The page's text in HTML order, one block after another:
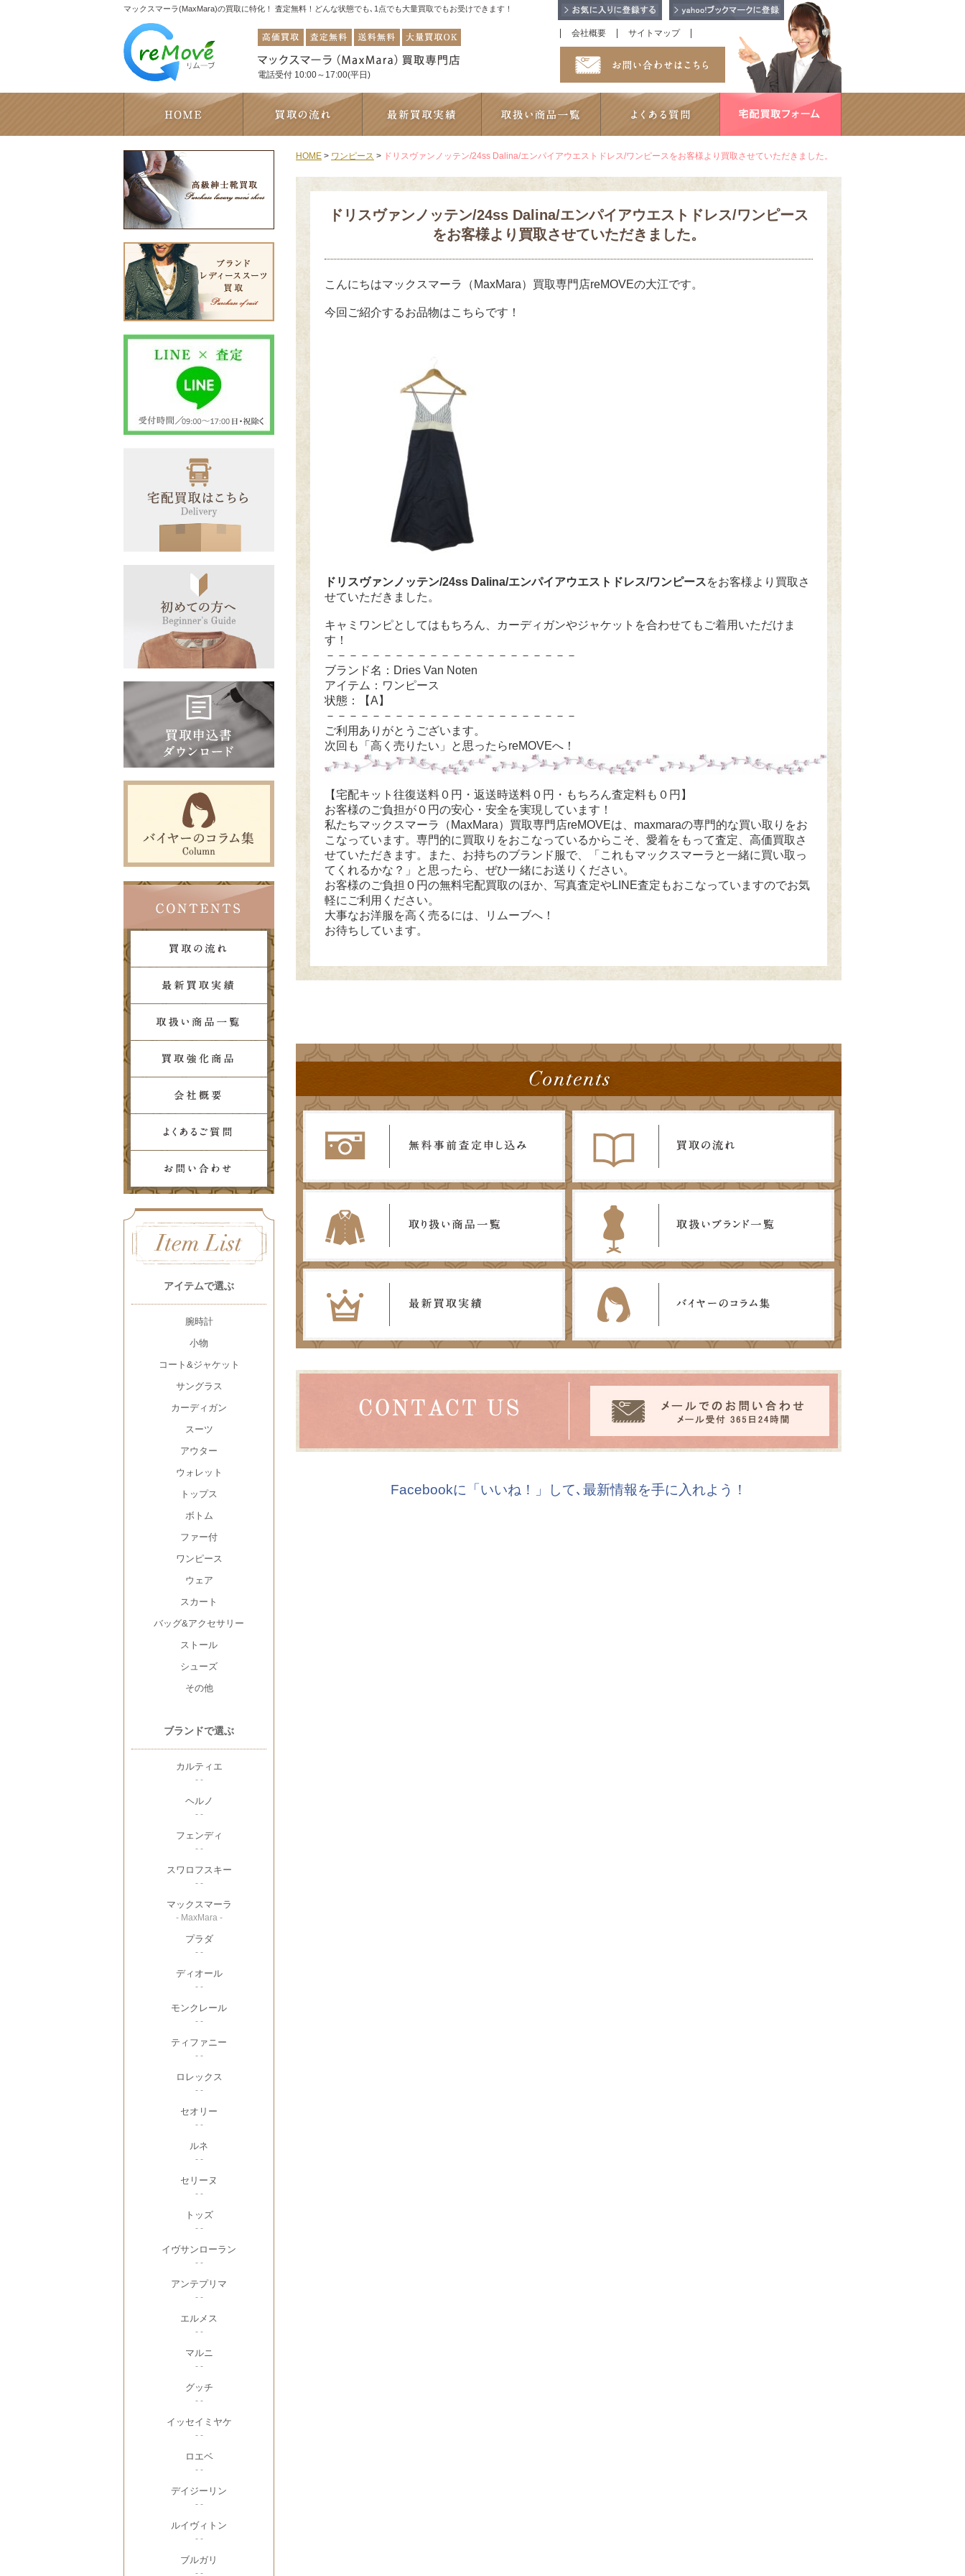
マックスマーラ(MaxMara)の買取に特化！ 査定無料！どんな状態でも､1点でも大量買取でもお受けできます！
電話受付 10:00～17:00(平日)
会社概要 サイトマップ
HOME > ワンピース > ドリスヴァンノッテン/24ss Dalina/エンパイアウエストドレス/ワンピースをお客様より買取させていただきました。
ドリスヴァンノッテン/24ss Dalina/エンパイアウエストドレス/ワンピース
をお客様より買取させていただきました。
こんにちはマックスマーラ（MaxMara）買取専門店reMOVEの大江です。
今回ご紹介するお品物はこちらです！
ドリスヴァンノッテン/24ss Dalina/エンパイアウエストドレス/ワンピースをお客様より買取さ
せていただきました。
キャミワンピとしてはもちろん、カーディガンやジャケットを合わせてもご着用いただけま
す！
－－－－－－－－－－－－－－－－－－－－－－
ブランド名：Dries Van Noten
アイテム：ワンピース
状態：【A】
－－－－－－－－－－－－－－－－－－－－－－
ご利用ありがとうございます。
次回も「高く売りたい」と思ったらreMOVEへ！
【宅配キット往復送料０円・返送時送料０円・もちろん査定料も０円】
お客様のご負担が０円の安心・安全を実現しています！
私たちマックスマーラ（MaxMara）買取専門店reMOVEは、maxmaraの専門的な買い取りをお
こなっています。専門的に買取りをおこなっているからこそ、愛着をもって査定、高価買取さ
せていただきます。また、お持ちのブランド服で、「これもマックスマーラと一緒に買い取っ
てくれるかな？」と思ったら、ぜひ一緒にお送りください。
お客様のご負担０円の無料宅配買取のほか、写真査定やLINE査定もおこなっていますのでお気
軽にご利用ください。
大事なお洋服を高く売るには、リムーブへ！
お待ちしています。
Facebookに「いいね！」して､最新情報を手に入れよう！
アイテムで選ぶ
腕時計
小物
コート&ジャケット
サングラス
カーディガン
スーツ
アウター
ウォレット
トップス
ボトム
ファー付
ワンピース
ウェア
スカート
バッグ&アクセサリー
ストール
シューズ
その他
ブランドで選ぶ
カルティエ
- -
ヘルノ
- -
フェンディ
- -
スワロフスキー
- -
マックスマーラ
- MaxMara -
プラダ
- -
ディオール
- -
モンクレール
- -
ティファニー
- -
ロレックス
- -
セオリー
- -
ルネ
- -
セリーヌ
- -
トッズ
- -
イヴサンローラン
- -
アンテプリマ
- -
エルメス
- -
マルニ
- -
グッチ
- -
イッセイミヤケ
- -
ロエベ
- -
デイジーリン
- -
ルイヴィトン
- -
ブルガリ
- -